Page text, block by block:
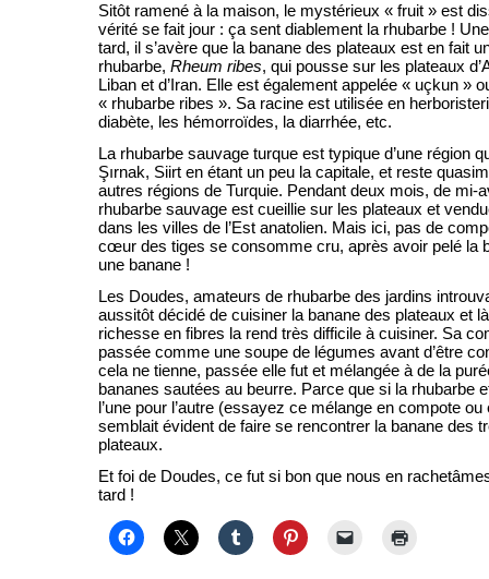
Sitôt ramené à la maison, le mystérieux « fruit » est
vérité se fait jour : ça sent diablement la rhubarbe !
tard, il s’avère que la banane des plateaux est en fait
rhubarbe, Rheum ribes, qui pousse sur les plateaux
Liban et d’Iran. Elle est également appelée « uçkun »
« rhubarbe ribes ». Sa racine est utilisée en
diabète, les hémorroïdes, la diarrhée, etc.
La rhubarbe sauvage turque est typique d’une région
Şırnak, Siirt en étant un peu la capitale, et reste
autres régions de Turquie. Pendant deux mois, de mi-
rhubarbe sauvage est cueillie sur les plateaux et
dans les villes de l’Est anatolien. Mais ici, pas de
cœur des tiges se consomme cru, après avoir pelé la
une banane !
Les Doudes, amateurs de rhubarbe des jardins
aussitôt décidé de cuisiner la banane des plateaux et
richesse en fibres la rend très difficile à cuisiner. Sa
passée comme une soupe de légumes avant d’être
cela ne tienne, passée elle fut et mélangée à de la
bananes sautées au beurre. Parce que si la rhubarbe
l’une pour l’autre (essayez ce mélange en compote
semblait évident de faire se rencontrer la banane des
plateaux.
Et foi de Doudes, ce fut si bon que nous en
tard !